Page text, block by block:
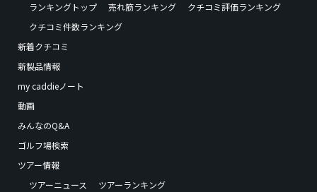
ランキングトップ
売れ筋ランキング
クチコミ評価ランキング
クチコミ件数ランキング
新着クチコミ
新製品情報
my caddieノート
動画
みんなのQ&A
ゴルフ場検索
ツアー情報
ツアーニュース
ツアーランキング